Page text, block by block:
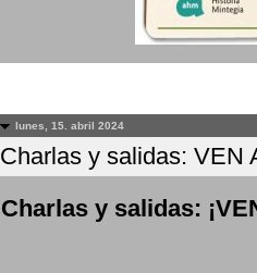
lunes, 15. abril 2024
Charlas y salidas: VEN
Charlas y salidas: